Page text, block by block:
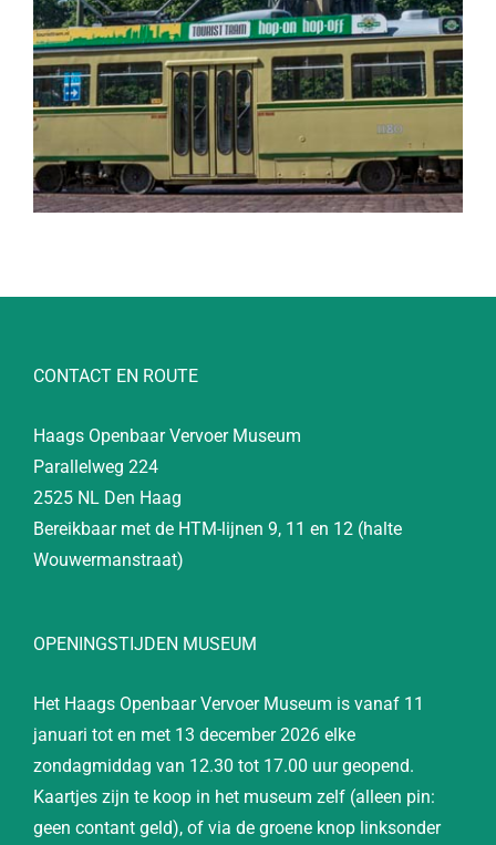
CONTACT EN ROUTE
Haags Openbaar Vervoer Museum
Parallelweg 224
2525 NL Den Haag
Bereikbaar met de HTM-lijnen 9, 11 en 12 (halte
Wouwermanstraat)
OPENINGSTIJDEN MUSEUM
Het Haags Openbaar Vervoer Museum is vanaf 11
januari tot en met 13 december 2026 elke
zondagmiddag van 12.30 tot 17.00 uur geopend.
Kaartjes zijn te koop in het museum zelf (alleen pin:
geen contant geld), of via de groene knop linksonder